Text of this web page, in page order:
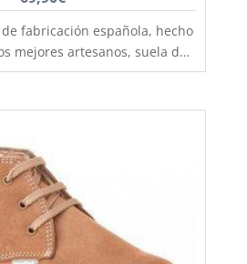
fabricación española, hecho
mejores artesanos, suela de
que aislara tu pie del frío y
colegio como para vestir más
lo tenemos disponible
la 41. En Capitán Malaspina
y de mejor calidad.